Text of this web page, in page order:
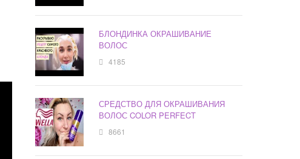
БЛОНДИНКА ОКРАШИВАНИЕ
ВОЛОС
4185
СРЕДСТВО ДЛЯ ОКРАШИВАНИЯ
ВОЛОС COLOR PERFECT
8661